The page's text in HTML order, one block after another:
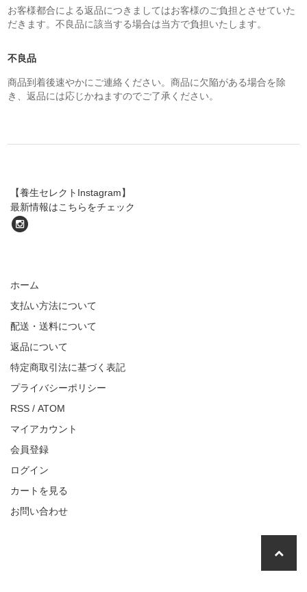
お客様都合による返品につきましてはお客様のご負担とさせていた
だきます。不良品に該当する場合は当方で負担いたします。
不良品
商品到着後速やかにご連絡ください。商品に欠陥がある場合を除
き、返品には応じかねますのでご了承ください。
【養生セレクトInstagram】
最新情報はこちらをチェック
ホーム
支払い方法について
配送・送料について
返品について
特定商取引法に基づく表記
プライバシーポリシー
RSS /ATOM
マイアカウント
会員登録
ログイン
カートを見る
お問い合わせ